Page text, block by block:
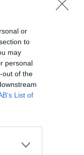
or
to
may
personal
out of the
List of
Ukraina
Kur šodien